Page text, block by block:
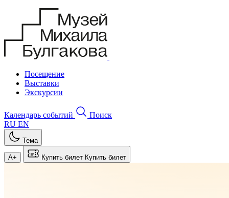
Посещение
Выставки
Экскурсии
Календарь событий
Поиск
RU EN
Тема
A+ Купить билет Купить билет